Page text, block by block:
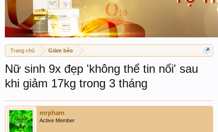
Trang chủ Giảm béo
Nữ sinh 9x đẹp 'không thể tin nổi' sau
khi giảm 17kg trong 3 tháng
mrpham
Active Member